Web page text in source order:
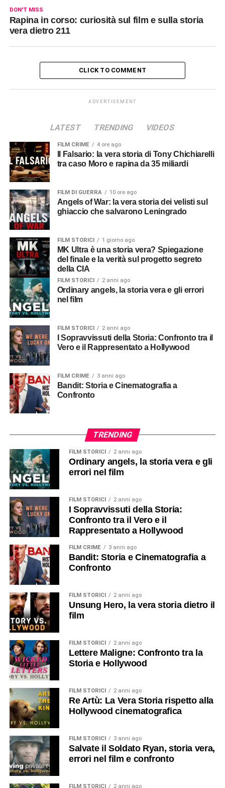
DON'T MISS
Rapina in corso: curiosità sul film e sulla storia
vera dietro 211
CLICK TO COMMENT
ADVERTISEMENT
LATEST TRENDING VIDEOS
FILM CRIME 4 ore ago
tra caso Moro e rapina da 35 miliardi
FILM DI GUERRA 10 ore ago
Angels of War: la vera storia dei velisti sul
ghiaccio che salvarono Leningrado
FILM STORICI 1 giorno ago
MK Ultra è una storia vera? Spiegazione
del finale e la verità sul progetto segreto
della CIA
FILM STORICI 2 anni ago
Ordinary angels, la storia vera e gli errori
nel film
FILM STORICI 2 anni ago
Vero e il Rappresentato a Hollywood
FILM CRIME 3 anni ago
Bandit: Storia e Cinematografia a
Confronto
TRENDING
FILM STORICI 2 anni ago
Ordinary angels, la storia vera e gli
errori nel film
FILM STORICI 2 anni ago
I Sopravvissuti della Storia:
Confronto tra il Vero e il
Rappresentato a Hollywood
FILM CRIME 3 anni ago
Bandit: Storia e Cinematografia a
Confronto
FILM STORICI 2 anni ago
Unsung Hero, la vera storia dietro il
film
FILM STORICI 2 anni ago
Lettere Maligne: Confronto tra la
Storia e Hollywood
FILM STORICI 2 anni ago
Re Artù: La Vera Storia rispetto alla
Hollywood cinematografica
FILM STORICI 3 anni ago
Salvate il Soldato Ryan, storia vera,
errori nel film e confronto
FILM STORICI 2 anni ago